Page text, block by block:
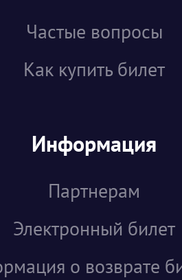
Частые вопросы
Как купить билет
Информация
Партнерам
Электронный билет
о возврате